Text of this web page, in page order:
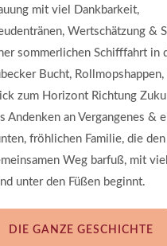
mit viel Dankbarkeit,
Wertschätzung &
sommerlichen Schifffahrt in
Bucht, Rollmopshappen,
zum Horizont Richtung
Andenken an Vergangenes &
fröhlichen Familie, die den
Weg barfuß, mit
unter den Füßen beginnt.
DIE GANZE GESCHICHTE